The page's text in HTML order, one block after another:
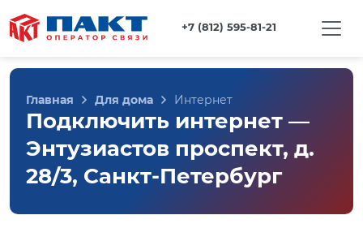
+7 (812) 595-81-21
Главная Для дома Интернет
Подключить интернет —
Энтузиастов проспект, д.
28/3, Санкт-Петербург